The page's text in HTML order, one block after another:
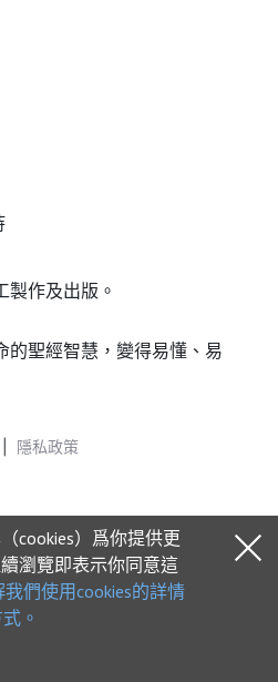
製作及出版。
的聖經智慧，變得易懂、易
隱私政策
Bread Ministries
cookies）爲你提供更
瀏覽即表示你同意這
們使用cookies的詳情
。